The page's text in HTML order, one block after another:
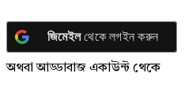
জিমেইলথেকে লগইন করুন
অথবা আড্ডাবাজ একাউন্ট থেকে